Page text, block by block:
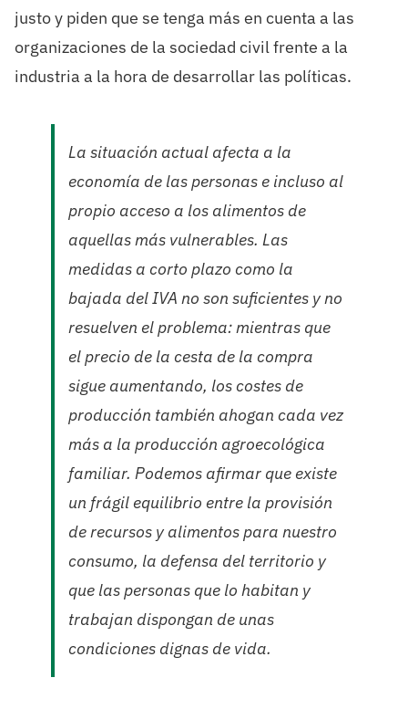
justo y piden que se tenga más en cuenta a las
organizaciones de la sociedad civil frente a la
industria a la hora de desarrollar las políticas.
La situación actual afecta a la
economía de las personas e incluso al
propio acceso a los alimentos de
aquellas más vulnerables. Las
medidas a corto plazo como la
bajada del IVA no son suficientes y no
resuelven el problema: mientras que
el precio de la cesta de la compra
sigue aumentando, los costes de
producción también ahogan cada vez
más a la producción agroecológica
familiar. Podemos afirmar que existe
un frágil equilibrio entre la provisión
de recursos y alimentos para nuestro
consumo, la defensa del territorio y
que las personas que lo habitan y
trabajan dispongan de unas
condiciones dignas de vida.